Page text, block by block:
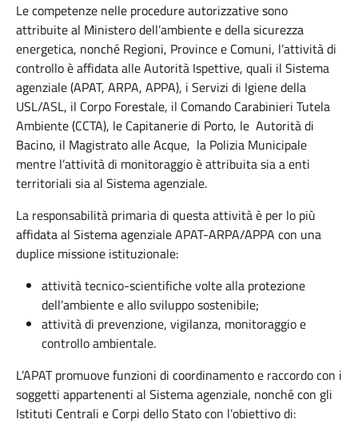
Le competenze nelle procedure autorizzative sono
attribuite al Ministero dell’ambiente e della sicurezza
energetica, nonché Regioni, Province e Comuni, l’attività di
controllo è affidata alle Autorità Ispettive, quali il Sistema
agenziale (APAT, ARPA, APPA), i Servizi di Igiene della
USL/ASL, il Corpo Forestale, il Comando Carabinieri Tutela
Ambiente (CCTA), le Capitanerie di Porto, le Autorità di
Bacino, il Magistrato alle Acque, la Polizia Municipale
mentre l’attività di monitoraggio è attribuita sia a enti
territoriali sia al Sistema agenziale.
La responsabilità primaria di questa attività è per lo più
affidata al Sistema agenziale APAT-ARPA/APPA con una
duplice missione istituzionale:
attività tecnico-scientifiche volte alla protezione
dell’ambiente e allo sviluppo sostenibile;
attività di prevenzione, vigilanza, monitoraggio e
controllo ambientale.
L’APAT promuove funzioni di coordinamento e raccordo con i
soggetti appartenenti al Sistema agenziale, nonché con gli
Istituti Centrali e Corpi dello Stato con l’obiettivo di: